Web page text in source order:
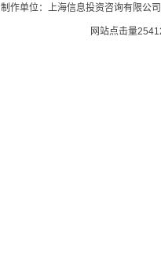
制作单位：上海信息投资咨询有限公
网站点击量